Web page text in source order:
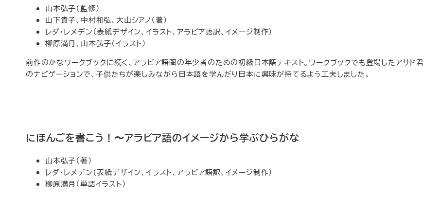
山本弘子（監修）
山下貴子、中村和弘、大山シアノ（著）
レダ・レメデン（表紙デザイン、イラスト、アラビア語訳、イメージ制作）
柳原満月、山本弘子（イラスト）
前作のかなワークブックに続く、アラビア語圏の年少者のための初級日本語テキスト。ワークブックでも登場したアサド君
のナビゲーションで、子供たちが楽しみながら日本語を学んだり日本に興味が持てるよう工夫しました。
にほんごを書こう！〜アラビア語のイメージから学ぶひらがな
山本弘子（著）
レダ・レメデン（表紙デザイン、イラスト、アラビア語訳、イメージ制作）
柳原満月（単語イラスト）